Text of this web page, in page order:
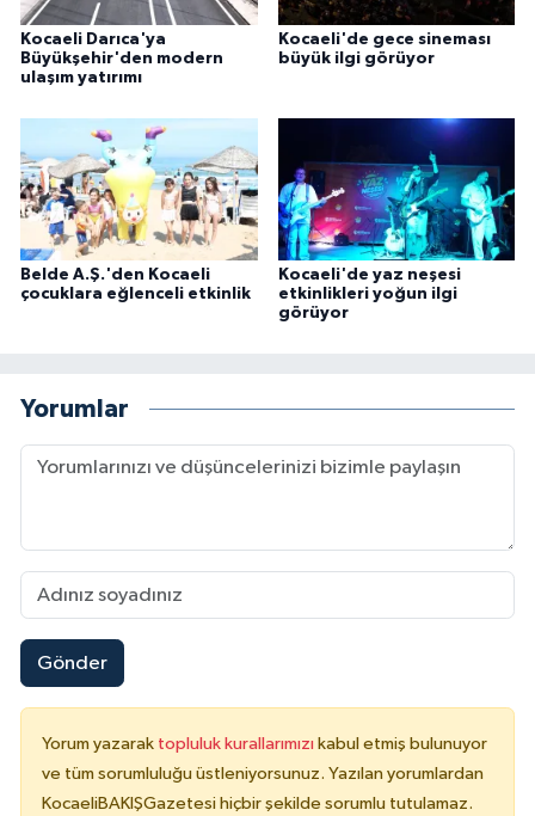
Kocaeli Darıca'ya
Büyükşehir'den modern
ulaşım yatırımı
Kocaeli'de gece sineması
büyük ilgi görüyor
Belde A.Ş.'den Kocaeli
çocuklara eğlenceli etkinlik
Kocaeli'de yaz neşesi
etkinlikleri yoğun ilgi
görüyor
Yorumlar
Gönder
Yorum yazarak topluluk kurallarımızı kabul etmiş bulunuyor
ve tüm sorumluluğu üstleniyorsunuz. Yazılan yorumlardan
KocaeliBAKIŞGazetesi hiçbir şekilde sorumlu tutulamaz.